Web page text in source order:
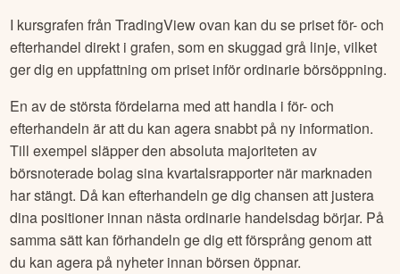
I kursgrafen från TradingView ovan kan du se priset för- och
efterhandel direkt i grafen, som en skuggad grå linje, vilket
ger dig en uppfattning om priset inför ordinarie börsöppning.
En av de största fördelarna med att handla i för- och
efterhandeln är att du kan agera snabbt på ny information.
Till exempel släpper den absoluta majoriteten av
börsnoterade bolag sina kvartalsrapporter när marknaden
har stängt. Då kan efterhandeln ge dig chansen att justera
dina positioner innan nästa ordinarie handelsdag börjar. På
samma sätt kan förhandeln ge dig ett försprång genom att
du kan agera på nyheter innan börsen öppnar.